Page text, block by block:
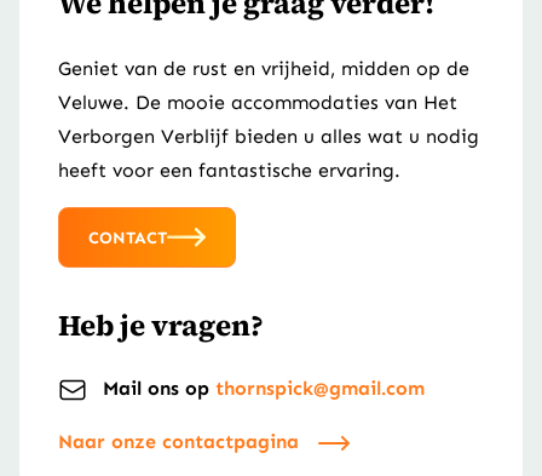
Geniet van de rust en vrijheid, midden op de
Veluwe. De mooie accommodaties van Het
Verborgen Verblijf bieden u alles wat u nodig
heeft voor een fantastische ervaring.
CONTACT
Heb je vragen?
Mail ons op thornspick@gmail.com
Naar onze contactpagina